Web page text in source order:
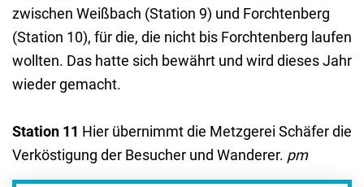
zwischen Weißbach (Station 9) und Forchtenberg
(Station 10), für die, die nicht bis Forchtenberg laufen
wollten. Das hatte sich bewährt und wird dieses Jahr
wieder gemacht.
Station 11 Hier übernimmt die Metzgerei Schäfer die
Verköstigung der Besucher und Wanderer. pm